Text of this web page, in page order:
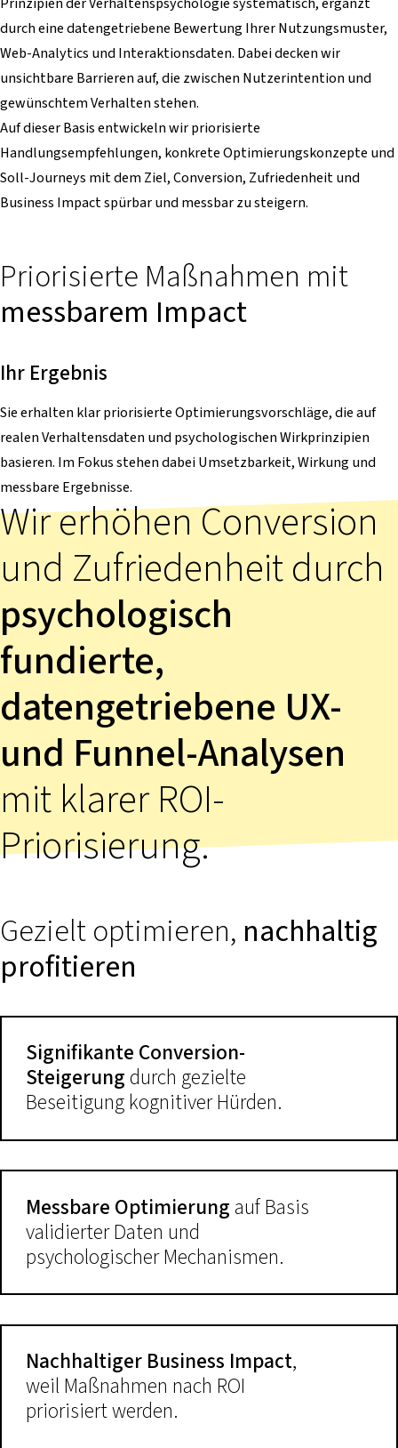
durch eine datengetriebene Bewertung Ihrer Nutzungsmuster,
Web-Analytics und Interaktionsdaten. Dabei decken wir
unsichtbare Barrieren auf, die zwischen Nutzerintention und
gewünschtem Verhalten stehen.
Auf dieser Basis entwickeln wir priorisierte
Handlungsempfehlungen, konkrete Optimierungskonzepte und
Soll-Journeys mit dem Ziel, Conversion, Zufriedenheit und
Business Impact spürbar und messbar zu steigern.
Priorisierte Maßnahmen mit
messbarem Impact
Ihr Ergebnis
Sie erhalten klar priorisierte Optimierungsvorschläge, die auf
realen Verhaltensdaten und psychologischen Wirkprinzipien
basieren. Im Fokus stehen dabei Umsetzbarkeit, Wirkung und
messbare Ergebnisse.
Wir erhöhen Conversion
und Zufriedenheit durch
psychologisch
fundierte,
datengetriebene UX-
und Funnel-Analysen
mit klarer ROI-
Priorisierung.
Gezielt optimieren, nachhaltig
profitieren
Signifikante Conversion-
Steigerungdurch gezielte
Beseitigung kognitiver Hürden.
Messbare Optimierung auf Basis
validierter Daten und
psychologischer Mechanismen.
Nachhaltiger Business Impact,
weil Maßnahmen nach ROI
priorisiert werden.